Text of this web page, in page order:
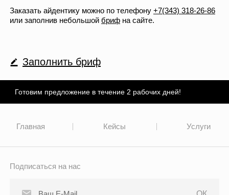
Заказать айдентику можно по телефону +7(343) 318-26-86
или заполнив небольшой бриф на сайте.
Заполнить бриф
Готовим предложение в течение 2 рабочих дней!
Главная Кейсы Услуги
Подписаться на нас